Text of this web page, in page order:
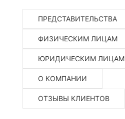
ПРЕДСТАВИТЕЛЬСТВА
ФИЗИЧЕСКИМ ЛИЦАМ
ЮРИДИЧЕСКИМ ЛИЦАМ
О КОМПАНИИ
ОТЗЫВЫ КЛИЕНТОВ